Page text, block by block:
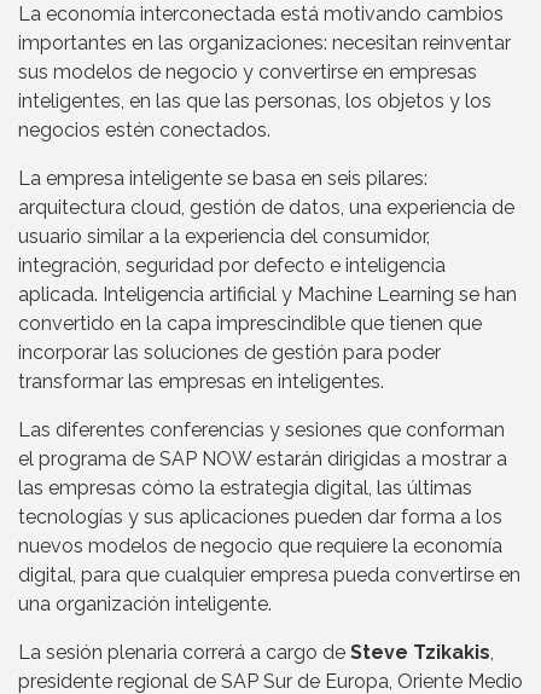
La economía interconectada está motivando cambios
importantes en las organizaciones: necesitan reinventar
sus modelos de negocio y convertirse en empresas
inteligentes, en las que las personas, los objetos y los
negocios estén conectados.
La empresa inteligente se basa en seis pilares:
arquitectura cloud, gestión de datos, una experiencia de
usuario similar a la experiencia del consumidor,
integración, seguridad por defecto e inteligencia
aplicada. Inteligencia artificial y Machine Learning se han
convertido en la capa imprescindible que tienen que
incorporar las soluciones de gestión para poder
transformar las empresas en inteligentes.
Las diferentes conferencias y sesiones que conforman
el programa de SAP NOW estarán dirigidas a mostrar a
las empresas cómo la estrategia digital, las últimas
tecnologías y sus aplicaciones pueden dar forma a los
nuevos modelos de negocio que requiere la economía
digital, para que cualquier empresa pueda convertirse en
una organización inteligente.
La sesión plenaria correrá a cargo de Steve Tzikakis,
presidente regional de SAP Sur de Europa, Oriente Medio